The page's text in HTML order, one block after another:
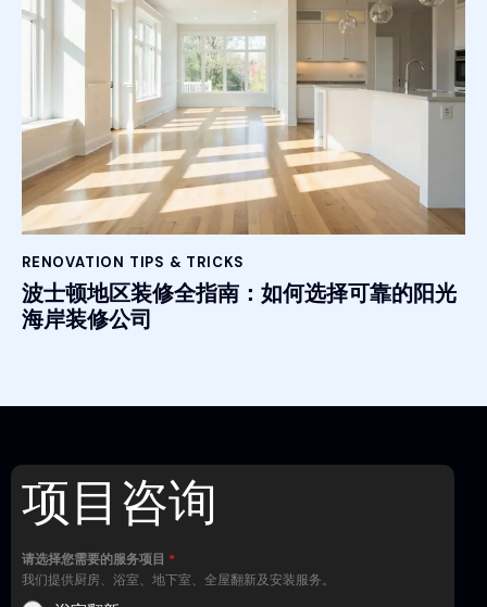
RENOVATION TIPS & TRICKS
波士顿地区装修全指南：如何选择可靠的阳光
海岸装修公司
项目咨询
请选择您需要的服务项目 *
我们提供厨房、浴室、地下室、全屋翻新及安装服务。